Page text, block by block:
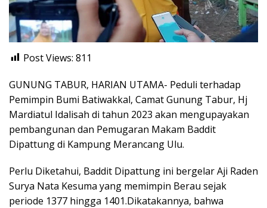
Post Views: 811
GUNUNG TABUR, HARIAN UTAMA- Peduli terhadap
Pemimpin Bumi Batiwakkal, Camat Gunung Tabur, Hj
Mardiatul Idalisah di tahun 2023 akan mengupayakan
pembangunan dan Pemugaran Makam Baddit
Dipattung di Kampung Merancang Ulu.
Perlu Diketahui, Baddit Dipattung ini bergelar Aji Raden
Surya Nata Kesuma yang memimpin Berau sejak
periode 1377 hingga 1401.Dikatakannya, bahwa